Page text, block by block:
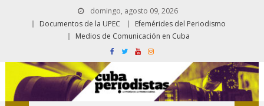
domingo, agosto 09, 2026
Documentos de la UPEC
Efemérides del Periodismo
Medios de Comunicación en Cuba